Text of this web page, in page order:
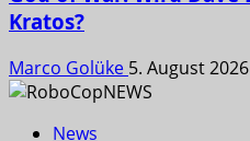
Kratos?
Marco Golüke 5. August 2026
News